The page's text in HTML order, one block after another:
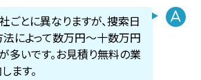
ごとに異なりますが、捜索日
によって数万円〜十数万円
多いです。お見積り無料の業
ます。